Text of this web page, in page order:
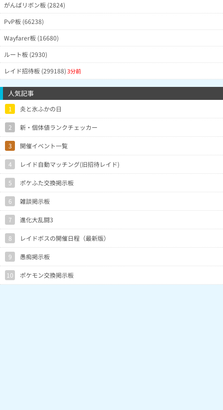
がんばリボン板 (2824)
PvP板 (66238)
Wayfarer板 (16680)
ルート板 (2930)
レイド招待板 (299188)3分前
人気記事
1 炎と氷ふかの日
2 新・個体値ランクチェッカー
3 開催イベント一覧
4 レイド自動マッチング(旧招待レイド)
5 ポケふた交換掲示板
6 雑談掲示板
7 進化大乱闘3
8 レイドボスの開催日程（最新版）
9 愚痴掲示板
10 ポケモン交換掲示板